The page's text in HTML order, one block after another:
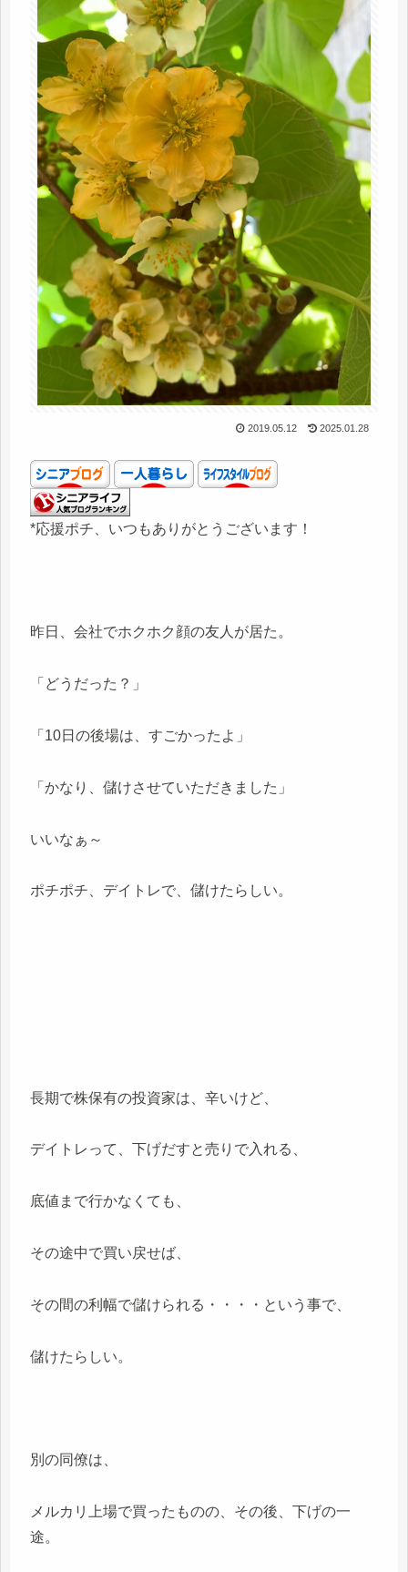
2019.05.12 2025.01.28
*応援ポチ、いつもありがとうございます！
昨日、会社でホクホク顔の友人が居た。
「どうだった？」
「10日の後場は、すごかったよ」
「かなり、儲けさせていただきました」
いいなぁ～
ポチポチ、デイトレで、儲けたらしい。
長期で株保有の投資家は、辛いけど、
デイトレって、下げだすと売りで入れる、
底値まで行かなくても、
その途中で買い戻せば、
その間の利幅で儲けられる・・・・という事で、
儲けたらしい。
別の同僚は、
メルカリ上場で買ったものの、その後、下げの一
途。